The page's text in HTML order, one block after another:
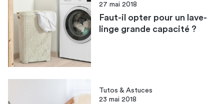
27 mai 2018
Faut-il opter pour un lave-
linge grande capacité ?
Tutos & Astuces
23 mai 2018